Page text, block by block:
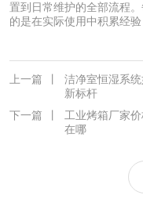
置到日常维护的全部流程
的是在实际使用中积累经
上一篇
洁净室恒湿系
新标杆
下一篇
工业烤箱厂家
在哪